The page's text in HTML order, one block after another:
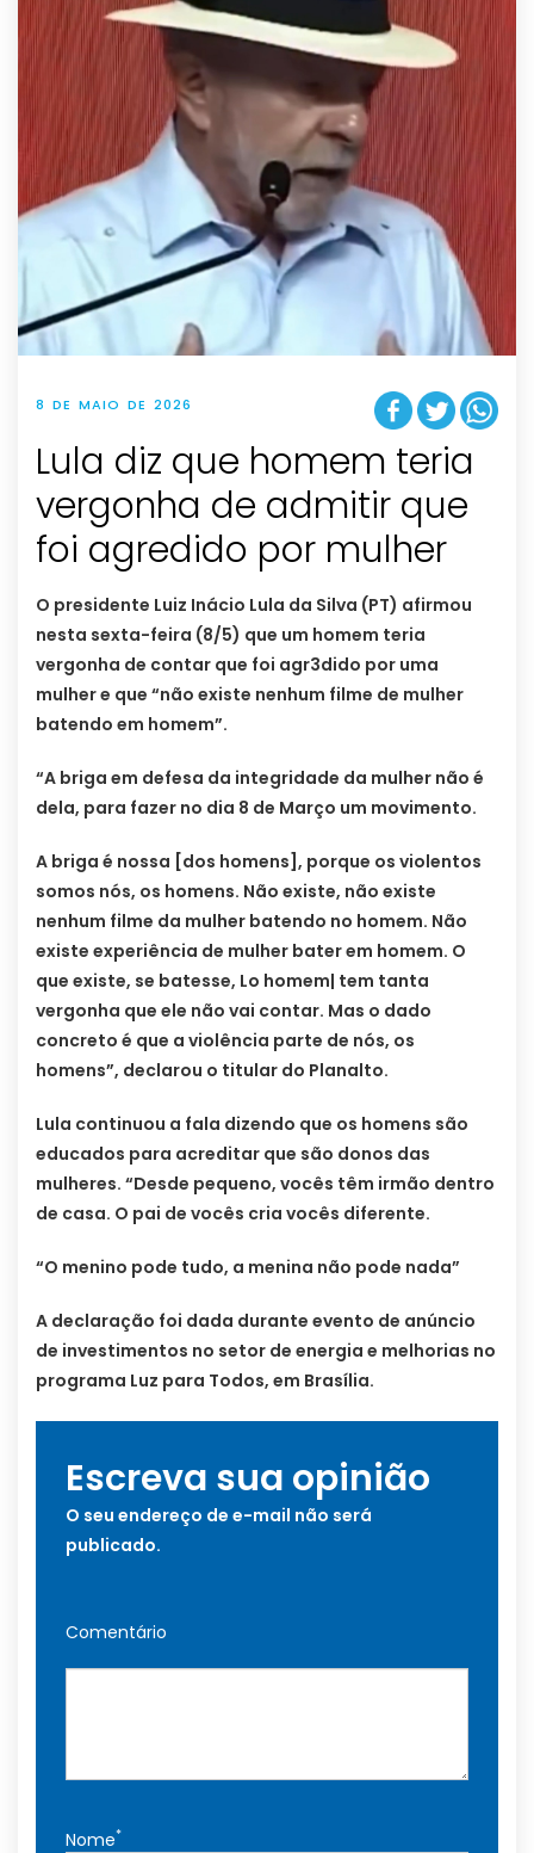
8 DE MAIO DE 2026
Lula diz que homem teria
vergonha de admitir que
foi agredido por mulher
O presidente Luiz Inácio Lula da Silva (PT) afirmou
nesta sexta-feira (8/5) que um homem teria
vergonha de contar que foi agr3dido por uma
mulher e que “não existe nenhum filme de mulher
batendo em homem”.
“A briga em defesa da integridade da mulher não é
dela, para fazer no dia 8 de Março um movimento.
A briga é nossa [dos homens], porque os violentos
somos nós, os homens. Não existe, não existe
nenhum filme da mulher batendo no homem. Não
existe experiência de mulher bater em homem. O
que existe, se batesse, Lo homem| tem tanta
vergonha que ele não vai contar. Mas o dado
concreto é que a violência parte de nós, os
homens”, declarou o titular do Planalto.
Lula continuou a fala dizendo que os homens são
educados para acreditar que são donos das
mulheres. “Desde pequeno, vocês têm irmão dentro
de casa. O pai de vocês cria vocês diferente.
“O menino pode tudo, a menina não pode nada”
A declaração foi dada durante evento de anúncio
de investimentos no setor de energia e melhorias no
programa Luz para Todos, em Brasília.
Escreva sua opinião
O seu endereço de e-mail não será
publicado.
Comentário
Nome*